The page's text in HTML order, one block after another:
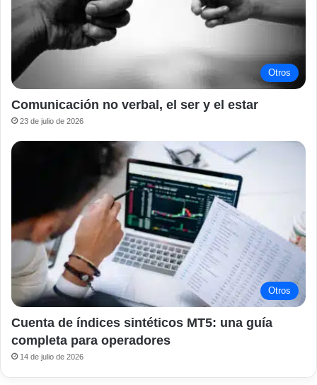
Otros
Comunicación no verbal, el ser y el estar
23 de julio de 2026
Otros
Cuenta de índices sintéticos MT5: una guía
completa para operadores
14 de julio de 2026